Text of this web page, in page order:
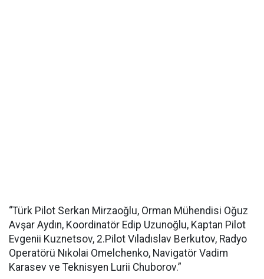
“Türk Pilot Serkan Mirzaoğlu, Orman Mühendisi Oğuz
Avşar Aydın, Koordinatör Edip Uzunoğlu, Kaptan Pilot
Evgenii Kuznetsov, 2.Pilot Vıladıslav Berkutov, Radyo
Operatörü Nıkolai Omelchenko, Navigatör Vadim
Karasev ve Teknisyen Lurii Chuborov.”